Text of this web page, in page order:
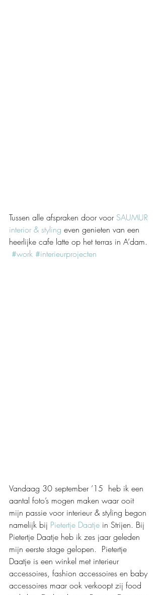
Tussen alle afspraken door voor SAUMUR
interior & styling even genieten van een
heerlijke cafe latte op het terras in A’dam.
#work #interieurprojecten
Vandaag 30 september ’15  heb ik een
aantal foto’s mogen maken waar ooit
mijn passie voor interieur & styling begon
namelijk bij Pietertje Daatje in Strijen. Bij
Pietertje Daatje heb ik zes jaar geleden
mijn eerste stage gelopen.  Pietertje
Daatje is een winkel met interieur
accessoires, fashion accessoires en baby
accessoires maar ook verkoopt zij food